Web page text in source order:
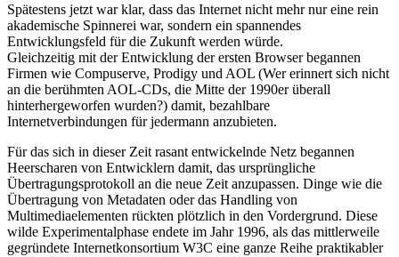
Spätestens jetzt war klar, dass das Internet nicht mehr nur eine rein
akademische Spinnerei war, sondern ein spannendes
Entwicklungsfeld für die Zukunft werden würde.
Gleichzeitig mit der Entwicklung der ersten Browser begannen
Firmen wie Compuserve, Prodigy und AOL (Wer erinnert sich nicht
an die berühmten AOL-CDs, die Mitte der 1990er überall
hinterhergeworfen wurden?) damit, bezahlbare
Internetverbindungen für jedermann anzubieten.
Für das sich in dieser Zeit rasant entwickelnde Netz begannen
Heerscharen von Entwicklern damit, das ursprüngliche
Übertragungsprotokoll an die neue Zeit anzupassen. Dinge wie die
Übertragung von Metadaten oder das Handling von
Multimediaelementen rückten plötzlich in den Vordergrund. Diese
wilde Experimentalphase endete im Jahr 1996, als das mittlerweile
gegründete Internetkonsortium W3C eine ganze Reihe praktikabler